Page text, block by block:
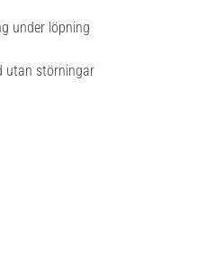
under löpning
utan störningar